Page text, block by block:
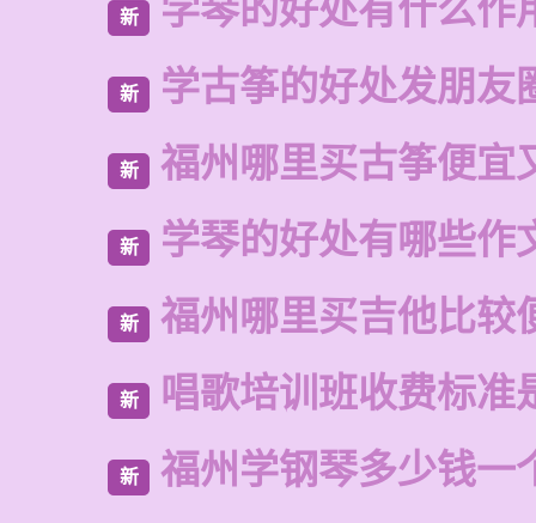
新 学琴的好处有什么作
新 学古筝的好处发朋友
新 福州哪里买古筝便宜
新 学琴的好处有哪些作
新 福州哪里买吉他比较
新 唱歌培训班收费标准
新 福州学钢琴多少钱一